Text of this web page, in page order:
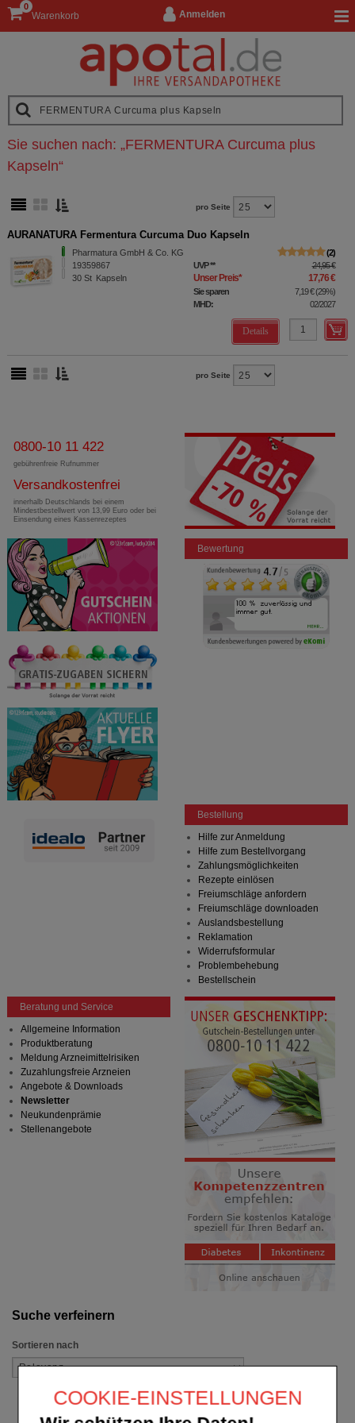
COOKIE-EINSTELLUNGEN
Anmelden
Warenkorb
0
Suche verfeinern
Sortieren nach
Sie suchen nach: „FERMENTURA Curcuma plus
Kapseln“
pro Seite
AURANATURA Fermentura Curcuma Duo Kapseln
Pharmatura GmbH & Co. KG
19359867
30 St Kapseln
2
UVP** 24,95 €
Unser Preis* 17,76 €
Sie sparen 7,19 €(29%)
MHD:
02/2027
Details
pro Seite
0800-10 11 422
gebührenfreie Rufnummer
Versandkostenfrei
innerhalb Deutschlands bei einem
Mindestbestellwert von 13,99 Euro oder bei
Einsendung eines Kassenrezeptes
Bewertung
Bestellung
Hilfe zur Anmeldung
Hilfe zum Bestellvorgang
Zahlungsmöglichkeiten
Rezepte einlösen
Freiumschläge anfordern
Freiumschläge downloaden
Auslandsbestellung
Reklamation
Widerrufsformular
Problembehebung
Bestellschein
Beratung und Service
Allgemeine Information
Produktberatung
Meldung Arzneimittelrisiken
Zuzahlungsfreie Arzneien
Angebote & Downloads
Newsletter
Neukundenprämie
Stellenangebote